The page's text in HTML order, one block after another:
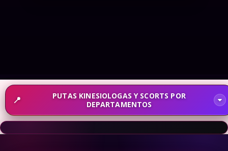
PUTAS KINESIOLOGAS Y SCORTS POR
DEPARTAMENTOS